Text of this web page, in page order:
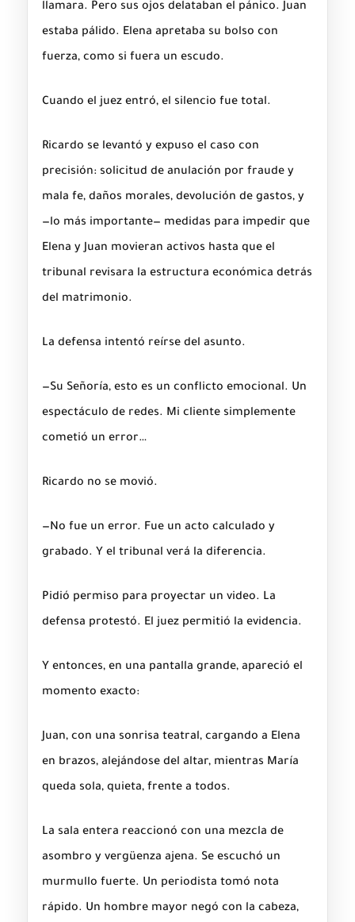
llamara. Pero sus ojos delataban el pánico. Juan
estaba pálido. Elena apretaba su bolso con
fuerza, como si fuera un escudo.
Cuando el juez entró, el silencio fue total.
Ricardo se levantó y expuso el caso con
precisión: solicitud de anulación por fraude y
mala fe, daños morales, devolución de gastos, y
—lo más importante— medidas para impedir que
Elena y Juan movieran activos hasta que el
tribunal revisara la estructura económica detrás
del matrimonio.
La defensa intentó reírse del asunto.
—Su Señoría, esto es un conflicto emocional. Un
espectáculo de redes. Mi cliente simplemente
cometió un error…
Ricardo no se movió.
—No fue un error. Fue un acto calculado y
grabado. Y el tribunal verá la diferencia.
Pidió permiso para proyectar un video. La
defensa protestó. El juez permitió la evidencia.
Y entonces, en una pantalla grande, apareció el
momento exacto:
Juan, con una sonrisa teatral, cargando a Elena
en brazos, alejándose del altar, mientras María
queda sola, quieta, frente a todos.
La sala entera reaccionó con una mezcla de
asombro y vergüenza ajena. Se escuchó un
murmullo fuerte. Un periodista tomó nota
rápido. Un hombre mayor negó con la cabeza,